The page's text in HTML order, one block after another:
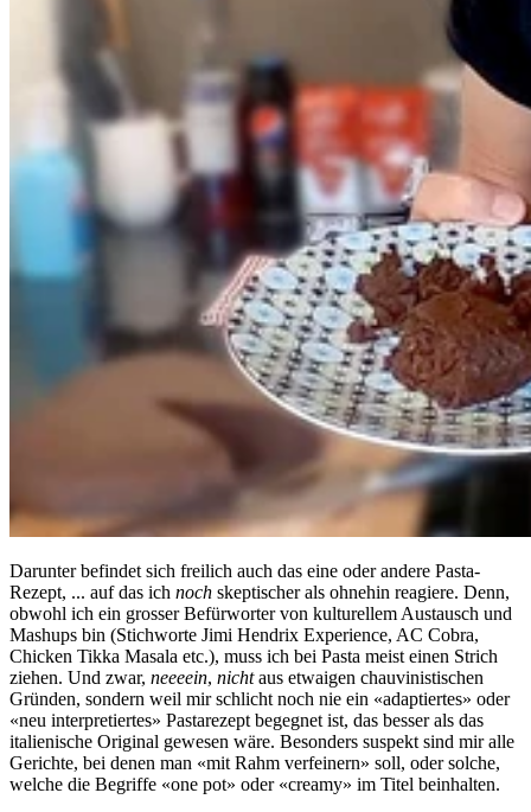
Darunter befindet sich freilich auch das eine oder andere Pasta-
Rezept, ... auf das ich noch skeptischer als ohnehin reagiere. Denn,
obwohl ich ein grosser Befürworter von kulturellem Austausch und
Mashups bin (Stichworte Jimi Hendrix Experience, AC Cobra,
Chicken Tikka Masala etc.), muss ich bei Pasta meist einen Strich
ziehen. Und zwar, neeeein, nichtaus etwaigen chauvinistischen
Gründen, sondern weil mir schlicht noch nie ein «adaptiertes» oder
«neu interpretiertes» Pastarezept begegnet ist, das besser als das
italienische Original gewesen wäre. Besonders suspekt sind mir alle
Gerichte, bei denen man «mit Rahm verfeinern» soll, oder solche,
welche die Begriffe «one pot» oder «creamy» im Titel beinhalten.